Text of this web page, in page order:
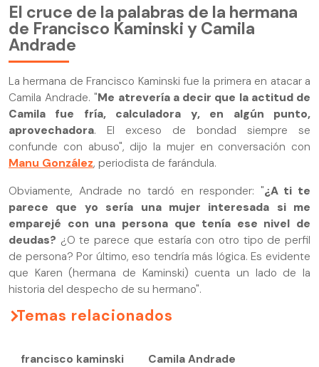
El cruce de la palabras de la hermana
de Francisco Kaminski y Camila
Andrade
La hermana de Francisco Kaminski fue la primera en atacar a
Camila Andrade. "Me atrevería a decir que la actitud de
Camila fue fría, calculadora y, en algún punto,
aprovechadora. El exceso de bondad siempre se
confunde con abuso", dijo la mujer en conversación con
Manu González, periodista de farándula.
Obviamente, Andrade no tardó en responder: "¿A ti te
parece que yo sería una mujer interesada si me
emparejé con una persona que tenía ese nivel de
deudas? ¿O te parece que estaría con otro tipo de perfil
de persona? Por último, eso tendría más lógica. Es evidente
que Karen (hermana de Kaminski) cuenta un lado de la
historia del despecho de su hermano".
Temas relacionados
francisco kaminski Camila Andrade